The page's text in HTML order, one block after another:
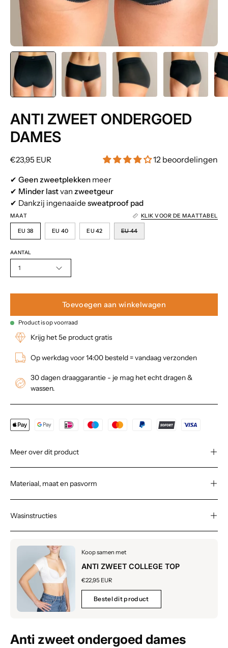
ANTI ZWEET ONDERGOED
DAMES
€23,95 EUR 12 beoordelingen
✔ Geen zweetplekken meer
✔ Minder lastvan zweetgeur
✔ Dankzij ingenaaide sweatproof pad
MAAT KLIK VOOR DE MAATTABEL
EU 38 EU 40 EU 42 EU 44
AANTAL
1
Toevoegen aan winkelwagen
Product is op voorraad
Krijg het 5e product gratis
Op werkdag voor 14:00 besteld = vandaag verzonden
30 dagen draaggarantie - je mag het echt dragen &
wassen.
Meer over dit product
Materiaal, maat en pasvorm
Wasinstructies
Koop samen met
ANTI ZWEET COLLEGE TOP
€22,95 EUR
Bestel dit product
Anti zweet ondergoed dames